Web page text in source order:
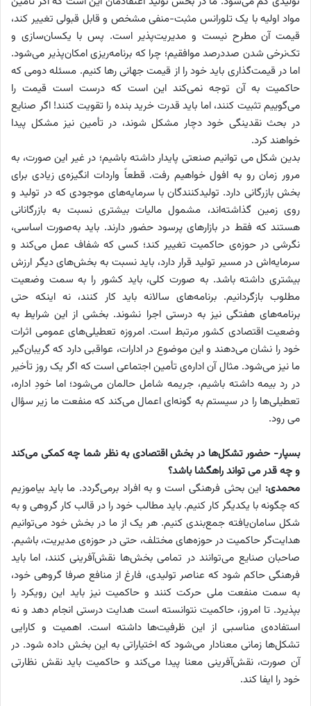
مواد اولیه با یک تلورانس مثبت-منفی مشخص و قابل قبولی تغییر کند،
قیمت آن مطرح نیست و مدیریت‌پذیر است. پس با یکسان‌سازی و
تک‌نرخی شدن صددرصد موافقیم؛ چرا که برنامه‌ریزی امکان‌پذیر می‌شود.
اما در قیمت‌گذاری باید خود را از قیمت جهانی رها کنیم. مسئله دومی که
حاکمیت به آن توجه نمی‌کند این است که درست است قیمت را
می‌گوییم تثبیت کنند، اما باید قدرت خرید بنده را تقویت کنند! اگر صنایع
در بحث نقدینگی خود دچار مشکل شوند، در تأمین نیز مشکل پیدا
خواهند کرد.
بدین شکل می توانیم صنعتی پایدار داشته باشیم؛ در غیر این صورت، به
مرور زمان رو به افول خواهیم رفت. قطعاً واردات انگیزه‌ی زیادی برای
بخش بازرگانی دارد. تولیدکنندگان با سرمایه‌های موجودی که در تولید و
روی زمین گذاشته‌اند، مشمول مالیات بیشتری نسبت به بازرگانانی
هستند که فقط در بازارهای پرسود حضور دارند. باید به‌صورت اساسی،
نگرشی در حوزه‌ی حاکمیت تغییر کند؛ کسی که شفاف عمل می‌کند و
سرمایه‌اش در مسیر تولید قرار دارد، باید نسبت به بخش‌های دیگر ارزش
بیشتری داشته باشد. به صورت کلی، باید کشور را به سمت وضعیت
مطلوب بازگردانیم. برنامه‌های سالانه باید کار کنند، نه اینکه حتی
برنامه‌های هفتگی نیز به درستی اجرا نشوند. بخشی از این شرایط به
وضعیت اقتصادی کشور مرتبط است. امروزه تعطیلی‌های عمومی اثرات
خود را نشان می‌دهند و این موضوع در ادارات، عواقبی دارد که گریبان‌گیر
ما نیز می‌شود. مثال آن اداره‌ی تأمین اجتماعی است که اگر یک روز تأخیر
در رد بیمه داشته باشیم، جریمه شامل حالمان می‌شود؛ اما خودِ اداره،
تعطیلی‌ها را در سیستم به گونه‌ای اعمال می‌کند که منفعت ما زیر سؤال
می رود.
بسپار- حضور تشکل‌ها در بخش اقتصادی به نظر شما چه کمکی می‌کند
و چه قدر می تواند راهگشا باشد؟
محمدی: این بحثی فرهنگی است و به افراد برمی‌گردد. ما باید بیاموزیم
که چگونه با یکدیگر کار کنیم. باید مطالب خود را در قالب کار گروهی و به
شکل سامان‌یافته جمع‌بندی کنیم. هر یک از ما در بخش خود می‌توانیم
هدایت‌گر حاکمیت در حوزه‌های مختلف، حتی در حوزه‌ی مدیریت، باشیم.
صاحبان صنایع می‌توانند در تمامی بخش‌ها نقش‌آفرینی کنند، اما باید
فرهنگی حاکم شود که عناصر تولیدی، فارغ از منافع صرفا گروهی خود،
به سمت منفعت ملی حرکت کنند و حاکمیت نیز باید این رویکرد را
بپذیرد. تا امروز، حاکمیت نتوانسته است هدایت درستی انجام دهد و نه
استفاده‌ی مناسبی از این ظرفیت‌ها داشته است. اهمیت و کارایی
تشکل‌ها زمانی معنادار می‌شود که اختیاراتی به این بخش داده شود. در
آن صورت، نقش‌آفرینی معنا پیدا می‌کند و حاکمیت باید نقش نظارتی
خود را ایفا کند.